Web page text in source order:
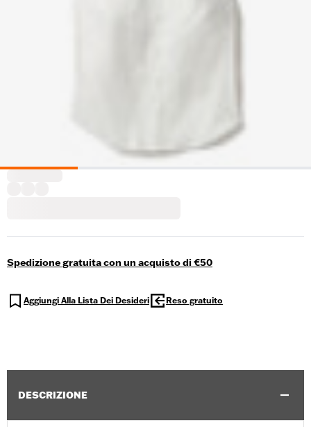
Spedizione gratuita con un acquisto di €50
Aggiungi Alla Lista Dei Desideri Reso gratuito
DESCRIZIONE